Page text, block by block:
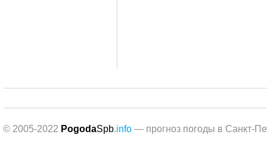
© 2005-2022 PogodaSpb.info — прогноз погоды в Санкт-